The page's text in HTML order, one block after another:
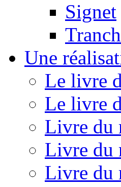
Signet
Une
Le livre
Le livre
Livre du
Livre du
Livre du